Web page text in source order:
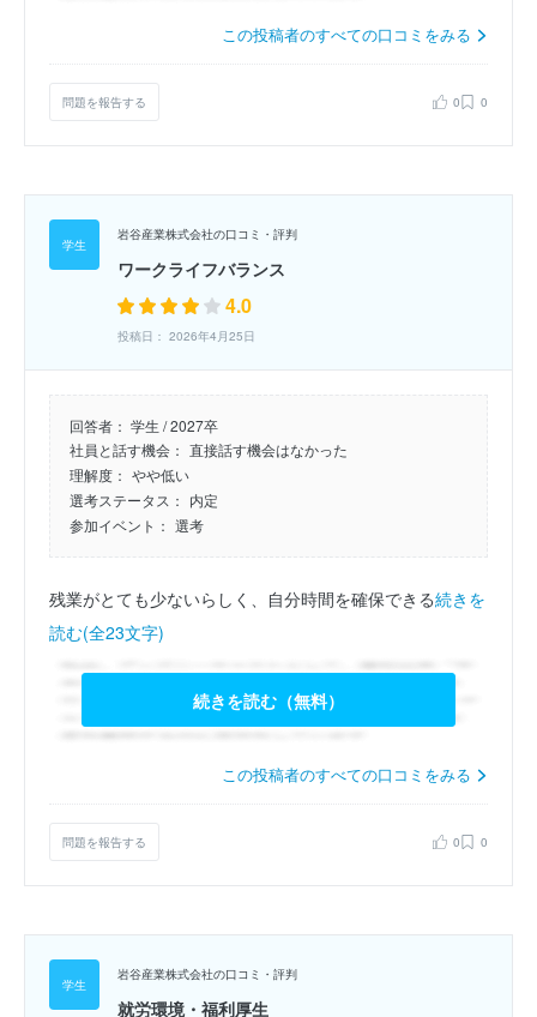
この投稿者のすべての口コミをみる
問題を報告する 0 0
岩谷産業株式会社の口コミ・評判
ワークライフバランス
4.0
投稿日： 2026年4月25日
回答者： 学生 / 2027卒
社員と話す機会： 直接話す機会はなかった
理解度： やや低い
選考ステータス： 内定
参加イベント： 選考
残業がとても少ないらしく、自分時間を確保できる続きを
読む(全23文字)
続きを読む（無料）
この投稿者のすべての口コミをみる
問題を報告する 0 0
岩谷産業株式会社の口コミ・評判
就労環境・福利厚生